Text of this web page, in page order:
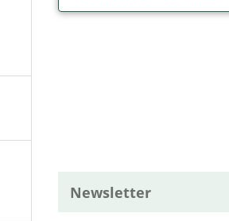
Newsletter